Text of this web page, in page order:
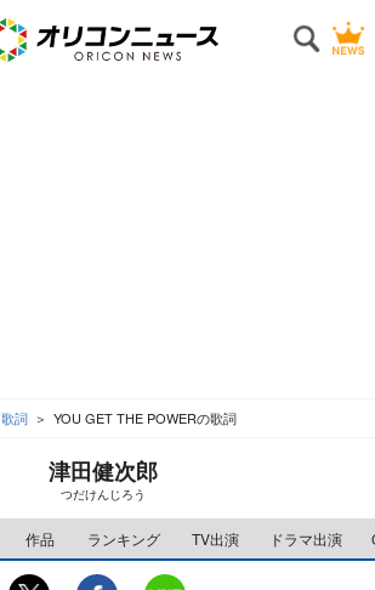
歌詞 YOU GET THE POWERの歌詞
津田健次郎
つだけんじろう
作品 ランキング TV出演 ドラマ出演